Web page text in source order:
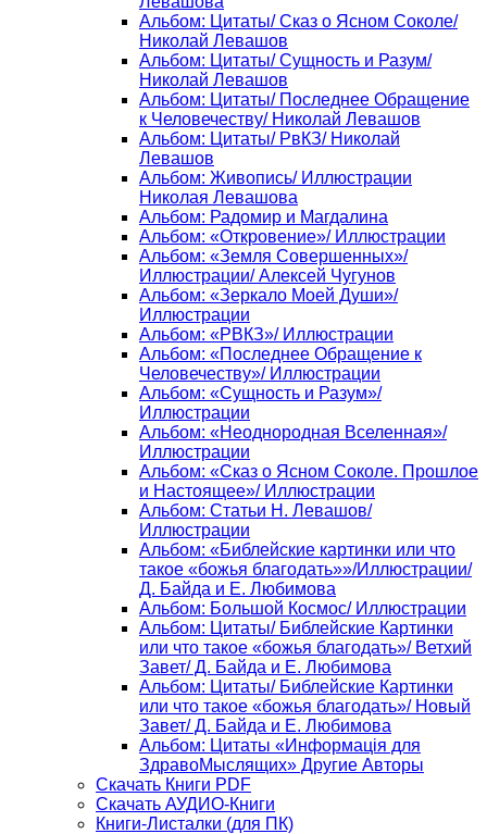
Альбом: Цитаты/ Сказ о Ясном Соколе/
Николай Левашов
Альбом: Цитаты/ Сущность и Разум/
Николай Левашов
Альбом: Цитаты/ Последнее Обращение
к Человечеству/ Николай Левашов
Альбом: Цитаты/ РвКЗ/ Николай
Левашов
Альбом: Живопись/ Иллюстрации
Николая Левашова
Альбом: Радомир и Магдалина
Альбом: «Откровение»/ Иллюстрации
Альбом: «Земля Совершенных»/
Иллюстрации/ Алексей Чугунов
Альбом: «Зеркало Моей Души»/
Иллюстрации
Альбом: «РВКЗ»/ Иллюстрации
Альбом: «Последнее Обращение к
Человечеству»/ Иллюстрации
Альбом: «Сущность и Разум»/
Иллюстрации
Альбом: «Неоднородная Вселенная»/
Иллюстрации
Альбом: «Сказ о Ясном Соколе. Прошлое
и Настоящее»/ Иллюстрации
Альбом: Статьи Н. Левашов/
Иллюстрации
Альбом: «Библейские картинки или что
такое «божья благодать»»/Иллюстрации/
Д. Байда и Е. Любимова
Альбом: Большой Космос/ Иллюстрации
Альбом: Цитаты/ Библейские Картинки
или что такое «божья благодать»/ Ветхий
Завет/ Д. Байда и Е. Любимова
Альбом: Цитаты/ Библейские Картинки
или что такое «божья благодать»/ Новый
Завет/ Д. Байда и Е. Любимова
Альбом: Цитаты «Информацiя для
ЗдравоМыслящих» Другие Авторы
Скачать Книги PDF
Скачать АУДИО-Книги
Книги-Листалки (для ПК)